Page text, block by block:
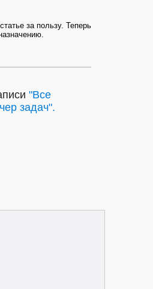
за пользу. Теперь
"Все
задач".